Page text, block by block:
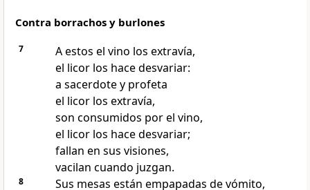
Contra borrachos y burlones
7
A estos el vino los extravía,
el licor los hace desvariar:
a sacerdote y profeta
el licor los extravía,
son consumidos por el vino,
el licor los hace desvariar;
fallan en sus visiones,
vacilan cuando juzgan.
8
Sus mesas están empapadas de vómito,